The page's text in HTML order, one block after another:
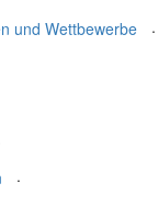
und Wettbewerbe
.
.